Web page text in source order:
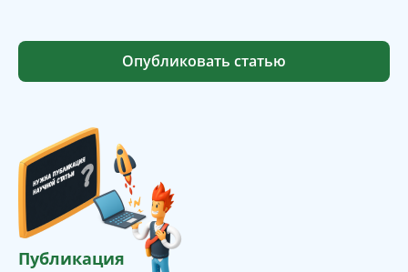
Опубликовать статью
Публикация